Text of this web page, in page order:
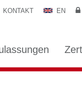
KONTAKT EN